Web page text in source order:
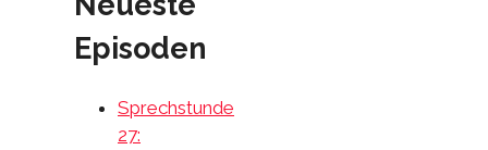
Episoden
Sprechstunde
27: